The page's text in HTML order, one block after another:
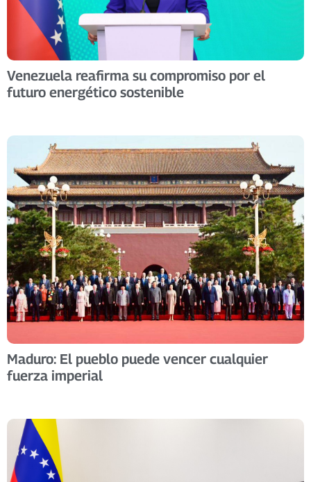
Venezuela reafirma su compromiso por el
futuro energético sostenible
Maduro: El pueblo puede vencer cualquier
fuerza imperial